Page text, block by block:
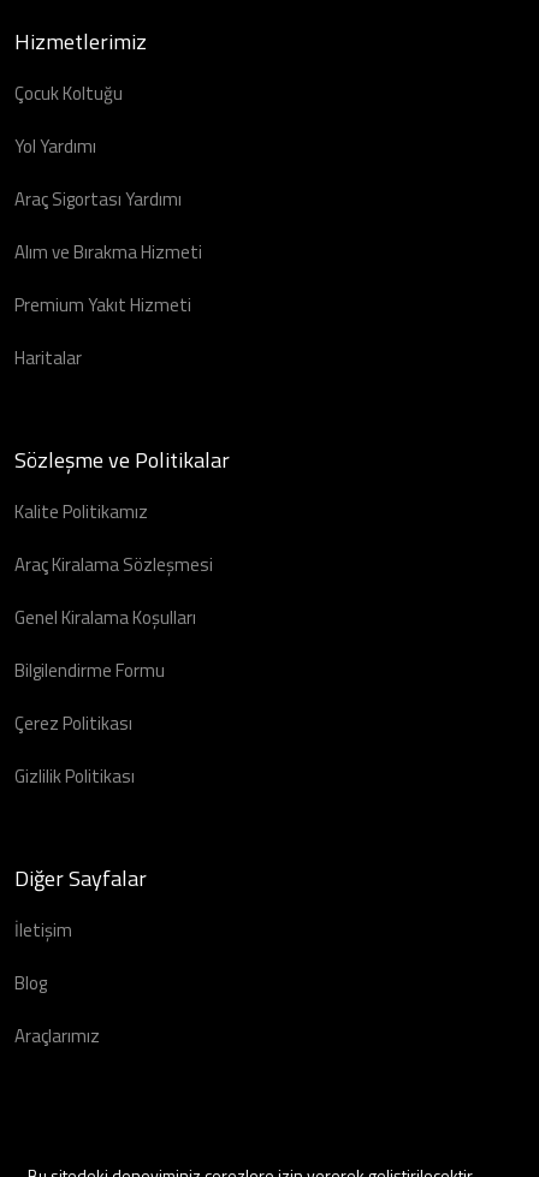
Hizmetlerimiz
Çocuk Koltuğu
Yol Yardımı
Araç Sigortası Yardımı
Alım ve Bırakma Hizmeti
Premium Yakıt Hizmeti
Haritalar
Sözleşme ve Politikalar
Kalite Politikamız
Araç Kiralama Sözleşmesi
Genel Kiralama Koşulları
Bilgilendirme Formu
Çerez Politikası
Gizlilik Politikası
Diğer Sayfalar
İletişim
Blog
Araçlarımız